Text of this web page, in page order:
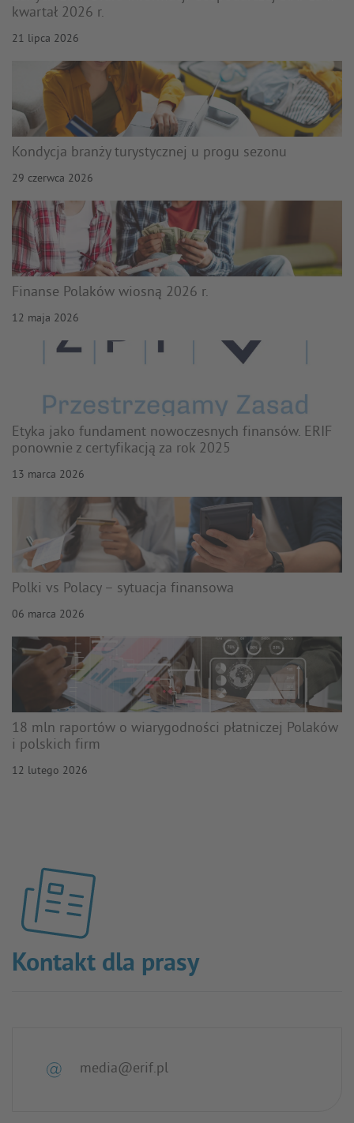
kwartał 2026 r.
21 lipca 2026
Kondycja branży turystycznej u progu sezonu
29 czerwca 2026
Finanse Polaków wiosną 2026 r.
12 maja 2026
Etyka jako fundament nowoczesnych finansów. ERIF
ponownie z certyfikacją za rok 2025
13 marca 2026
Polki vs Polacy – sytuacja finansowa
06 marca 2026
18 mln raportów o wiarygodności płatniczej Polaków
i polskich firm
12 lutego 2026
Kontakt dla prasy
media@erif.pl